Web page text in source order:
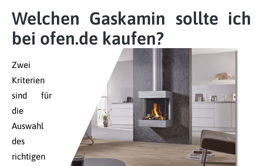
Welchen Gaskamin sollte ich
bei ofen.de kaufen?
Zwei
Kriterien
sind für
die
Auswahl
des
richtigen